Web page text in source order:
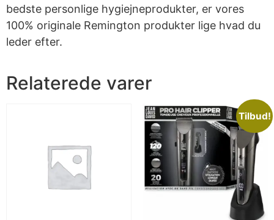
bedste personlige hygiejneprodukter, er vores
100% originale Remington produkter lige hvad du
leder efter.
Relaterede varer
Tilbud!